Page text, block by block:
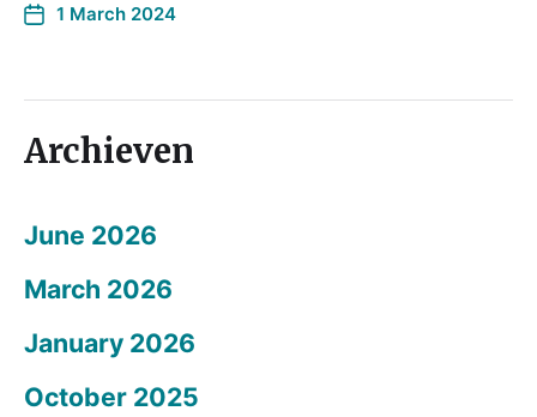
1 March 2024
Archieven
June 2026
March 2026
January 2026
October 2025